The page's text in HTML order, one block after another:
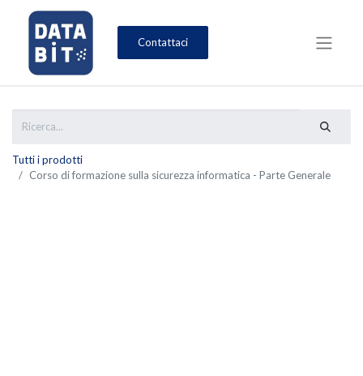
Contattaci
Tutti i prodotti
Corso di formazione sulla sicurezza informatica - Parte Generale